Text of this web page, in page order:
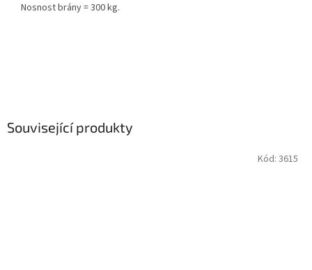
Související produkty
Kód: 3615
Nosnost brány = 300 kg.